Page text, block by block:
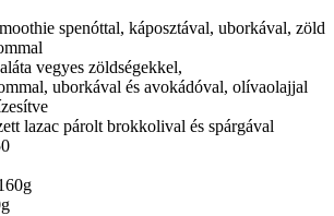
spenóttal, káposztával, uborkával, zöld
vegyes zöldségekkel,
uborkával és avokádóval, olívaolajjal
lazac párolt brokkolival és spárgával